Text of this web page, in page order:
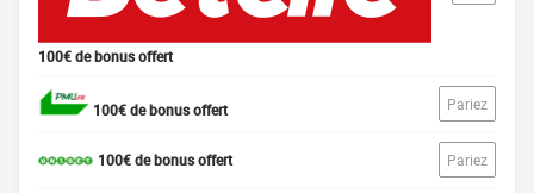
100€ de bonus offert
100€ de bonus offert Pariez
100€ de bonus offert Pariez